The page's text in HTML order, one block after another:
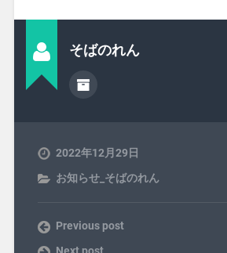
そばのれん
2022年12月29日
お知らせ_そばのれん
Previous post
Next post